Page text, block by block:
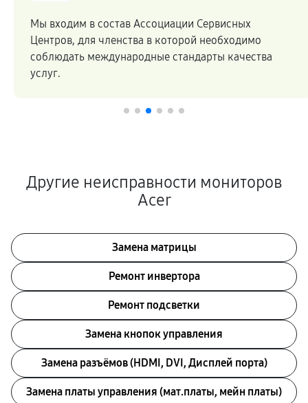
Мы входим в состав Ассоциации Сервисных
Центров, для членства в которой необходимо
соблюдать международные стандарты качества
услуг.
Другие неисправности мониторов
Acer
Замена матрицы
Ремонт инвертора
Ремонт подсветки
Замена кнопок управления
Замена разъёмов (HDMI, DVI, Дисплей порта)
Замена платы управления (мат.платы, мейн платы)